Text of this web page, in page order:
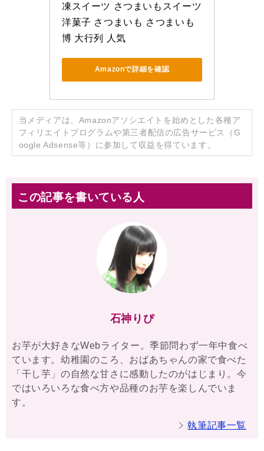
凍スイーツ さつまいもスイーツ
洋菓子 さつまいも さつまいも
博 大行列 人気
Amazonで詳細を確認
当メディアは、Amazonアソシエイトを始めとした各種ア
フィリエイトプログラムや第三者配信の広告サービス（G
oogle Adsense等）に参加して収益を得ています。
この記事を書いている人
石神りぴ
お芋が大好きなWebライター。季節問わず一年中食べ
ています。幼稚園のころ、おばあちゃんの家で食べた
「干し芋」の自然な甘さに感動したのがはじまり。今
ではいろいろな食べ方や品種のお芋を楽しんでいま
す。
執筆記事一覧